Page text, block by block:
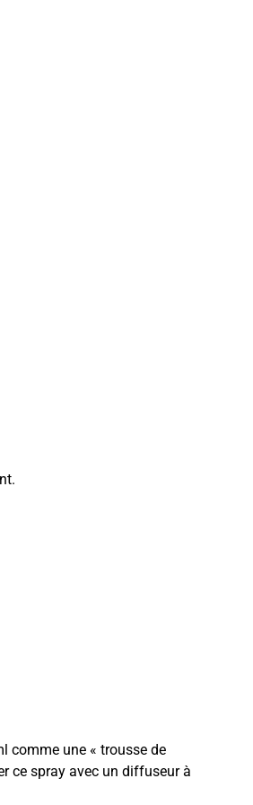
comme une « trousse de
ce spray avec un diffuseur à